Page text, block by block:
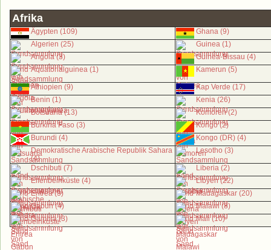
Afrika
Ägypten (109)
Ghana (9)
Algerien (25)
Guinea (1)
Angola (3)
Guinea-Bissau (4)
Äquatorialguinea (1)
Kamerun (5)
Äthiopien (9)
Kap Verde (17)
Benin (1)
Kenia (26)
Botsuana (13)
Komoren (2)
Burkina Faso (3)
Kongo (2)
Burundi (4)
Kongo (DR) (4)
Demokratische Arabische Republik Sahara
(4)
Lesotho (3)
Dschibuti (7)
Liberia (2)
Elfenbeinküste (4)
Libyen (22)
Eritrea (3)
Madagaskar (20)
Gabun (4)
Malawi (8)
Gambia (3)
Mali (10)